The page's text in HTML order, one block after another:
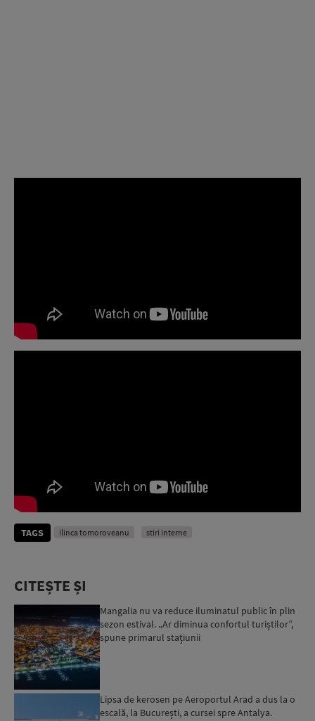
TAGS ilinca tomoroveanu stiri interne
CITEȘTE ȘI
Mangalia nu va reduce iluminatul public în plin
sezon estival. „Ar diminua confortul turiștilor”,
spune primarul stațiunii
Lipsa de kerosen pe Aeroportul Arad a dus la o
escală, la București, a cursei spre Antalya.